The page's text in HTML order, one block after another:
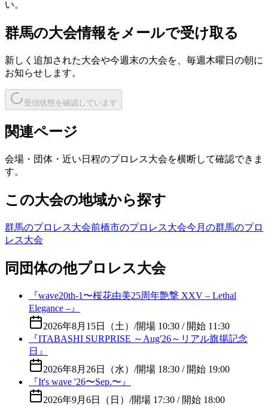
い。
群馬の大会情報をメールで受け取る
新しく追加された大会や今週末の大会を、 毎週木曜日の朝に
お知らせします。
受信状態を確認しています
関連ページ
会場・団体・近い日程のプロレス大会を横断して確認できま
す。
この大会の地域から探す
群馬のプロレス大会前橋市のプロレス大会今月の群馬のプロ
レス大会
同団体の他プロレス大会
『wave20th-1〜桜花由美25周年艶撃 XXV – Lethal
Elegance –』
2026年8月15日（土） /開場 10:30 / 開始 11:30
『ITABASHI SURPRISE ～Aug'26～リアル旗揚記念
日』
2026年8月26日（水） /開場 18:30 / 開始 19:00
『It's wave '26〜Sep.〜』
2026年9月6日（日） /開場 17:30 / 開始 18:00